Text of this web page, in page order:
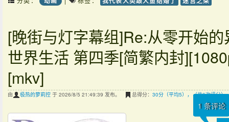
[晚街与灯字幕组]Re:从零开始的
世界生活 第四季[简繁内封
[mkv]
由 极热的萝莉控 于 2026/8/5 21:49:39 发布。 总得分： 30分（平均5），（共6次评分）
1 条评论